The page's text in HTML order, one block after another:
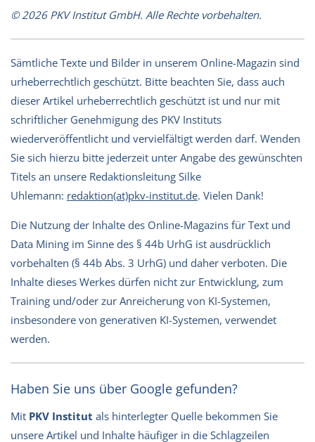
© 2026 PKV Institut GmbH. Alle Rechte vorbehalten.
Sämtliche Texte und Bilder in unserem Online-Magazin sind
urheberrechtlich geschützt. Bitte beachten Sie, dass auch
dieser Artikel urheberrechtlich geschützt ist und nur mit
schriftlicher Genehmigung des PKV Instituts
wiederveröffentlicht und vervielfältigt werden darf. Wenden
Sie sich hierzu bitte jederzeit unter Angabe des gewünschten
Titels an unsere Redaktionsleitung Silke
Uhlemann: redaktion(at)pkv-institut.de. Vielen Dank!
Die Nutzung der Inhalte des Online-Magazins für Text und
Data Mining im Sinne des § 44b UrhG ist ausdrücklich
vorbehalten (§ 44b Abs. 3 UrhG) und daher verboten. Die
Inhalte dieses Werkes dürfen nicht zur Entwicklung, zum
Training und/oder zur Anreicherung von KI-Systemen,
insbesondere von generativen KI-Systemen, verwendet
werden.
Haben Sie uns über Google gefunden?
Mit PKV Institut als hinterlegter Quelle bekommen Sie
unsere Artikel und Inhalte häufiger in die Schlagzeilen